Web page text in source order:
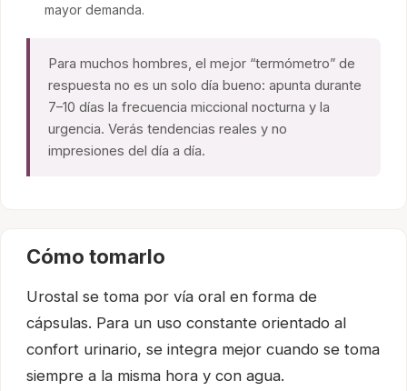
mayor demanda.
Para muchos hombres, el mejor “termómetro” de
respuesta no es un solo día bueno: apunta durante
7–10 días la frecuencia miccional nocturna y la
urgencia. Verás tendencias reales y no
impresiones del día a día.
Cómo tomarlo
Urostal se toma por vía oral en forma de
cápsulas. Para un uso constante orientado al
confort urinario, se integra mejor cuando se toma
siempre a la misma hora y con agua.